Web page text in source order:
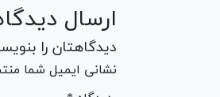
ارسال
دیدگاهتان را
نشانی ایمیل شما